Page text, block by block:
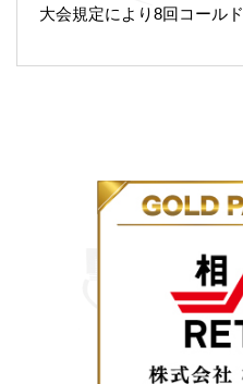
大会規定により8回コールド